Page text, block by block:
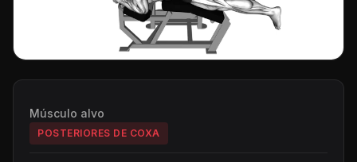
Músculo alvo
POSTERIORES DE COXA